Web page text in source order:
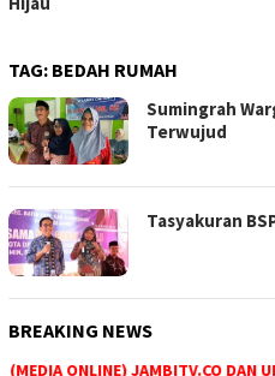
TAG: BEDAH RUMAH
Sumingrah
Terwujud
Tasyakuran
BREAKING NEWS
ONLINE) JAMBITV.CO DAN